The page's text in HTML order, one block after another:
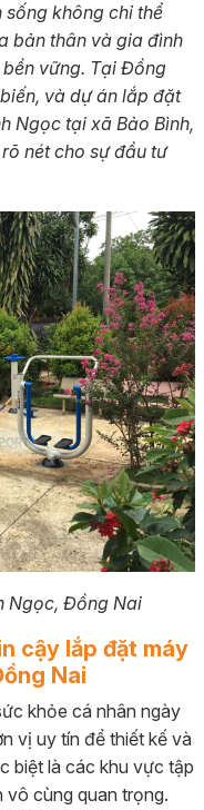
không chỉ thể
bản thân và gia đình
vững. Tại Đồng
và dự án lắp đặt
Ngọc tại xã Bảo Bình,
nét cho sự đầu tư
Ngọc, Đồng Nai
cậy lắp đặt máy
Nai
khỏe cá nhân ngày
vị uy tín để thiết kế và
biệt là các khu vực tập
vô cùng quan trọng.